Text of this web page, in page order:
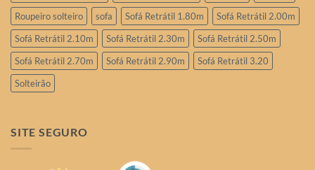
Roupeiro solteiro
sofa Sofá Retrátil 1.80m
Sofá Retrátil 2.00m
Sofá Retrátil 2.10m
Sofá Retrátil 2.30m
Sofá Retrátil 2.50m
Sofá Retrátil 2.70m
Sofá Retrátil 2.90m
Sofá Retrátil 3.20
Solteirão
SITE SEGURO